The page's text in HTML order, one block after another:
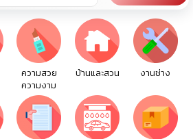
ความสวย
ความงาม
บ้านและสวน งานช่าง